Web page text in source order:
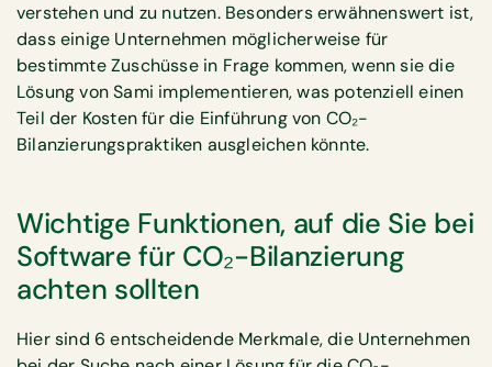
verstehen und zu nutzen. Besonders erwähnenswert ist,
dass einige Unternehmen möglicherweise für
bestimmte Zuschüsse in Frage kommen, wenn sie die
Lösung von Sami implementieren, was potenziell einen
Teil der Kosten für die Einführung von CO₂-
Bilanzierungspraktiken ausgleichen könnte.
Wichtige Funktionen, auf die Sie bei
Software für CO₂-Bilanzierung
achten sollten
Hier sind 6 entscheidende Merkmale, die Unternehmen